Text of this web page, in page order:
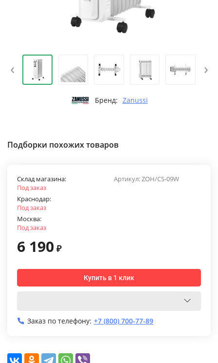
‹ ›
Бренд: Zanussi
Подборки похожих товаров
Артикул:ZOH/CS-09W
Склад магазина:
Под заказ
Краснодар:
Под заказ
Москва:
Под заказ
6 190 ₽
Купить в 1 клик
Заказ по телефону: +7 (800) 700-77-89